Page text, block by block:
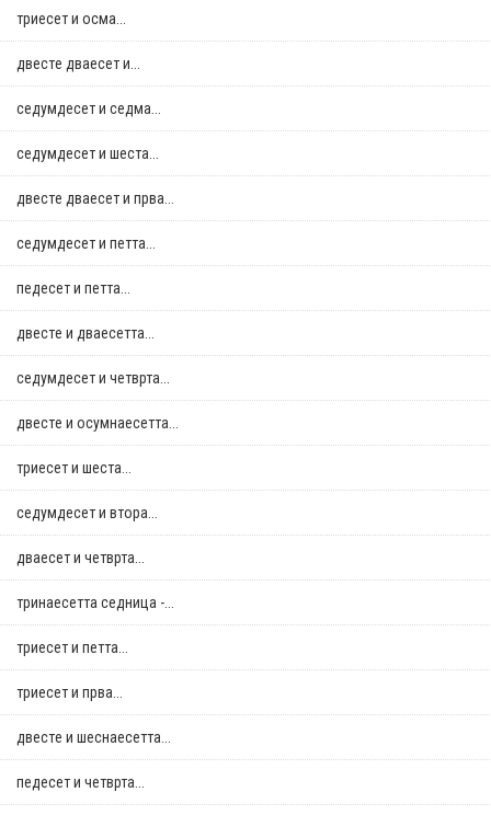
триесет и осма...
двестe дваесет и...
седумдесет и седма...
седумдесет и шеста...
двестe дваесет и прва...
седумдесет и петта...
педесет и петта...
двестe и дваесетта...
седумдесет и четврта...
двестe и осумнaесетта...
триесет и шеста...
седумдесет и втора...
дваесет и четврта...
тринаесетта седница -...
триесет и петта...
триесет и прва...
двестe и шеснаесетта...
педесет и четврта...